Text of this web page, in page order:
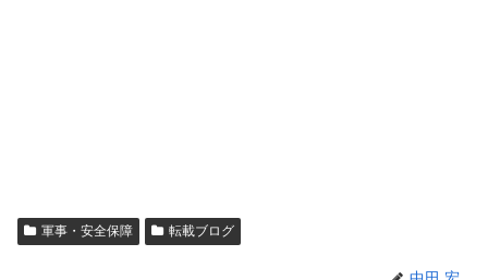
軍事・安全保障 転載ブログ